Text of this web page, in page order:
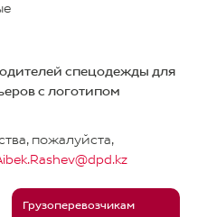
спецодежды для
с логотипом
пожалуйста,
Грузоперевозчикам